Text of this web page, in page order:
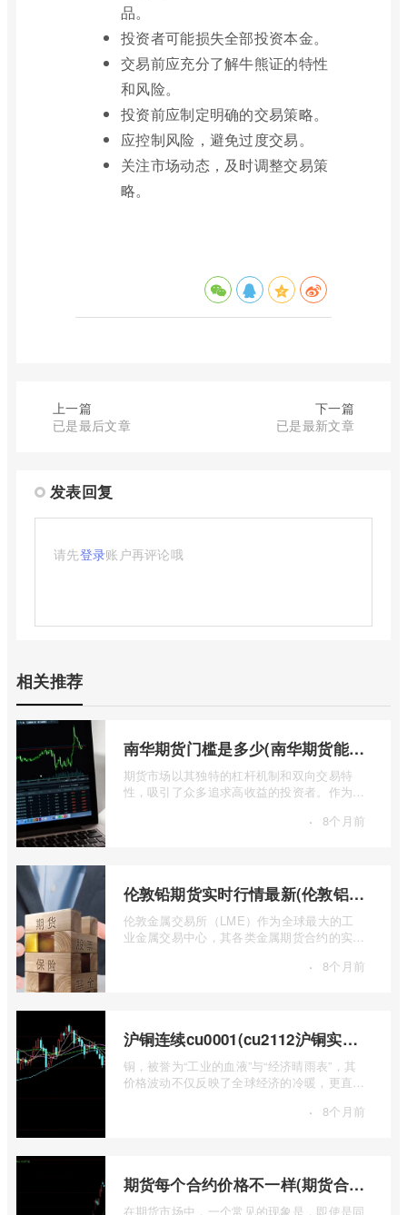
品。
投资者可能损失全部投资本金。
交易前应充分了解牛熊证的特性
和风险。
投资前应制定明确的交易策略。
应控制风险，避免过度交易。
关注市场动态，及时调整交易策
略。
上一篇
已是最后文章
下一篇
已是最新文章
发表回复
请先登录账户再评论哦
相关推荐
南华期货门槛是多少(南华期货能做国际期货吗)
期货市场以其独特的杠杆机制和双向交易特
性，吸引了众多追求高收益的投资者。作为中
· 8个月前
伦敦铅期货实时行情最新(伦敦铝锡期货实时行情)
伦敦金属交易所（LME）作为全球最大的工
业金属交易中心，其各类金属期货合约的实时
· 8个月前
沪铜连续cu0001(cu2112沪铜实时行情)
铜，被誉为“工业的血液”与“经济晴雨表”，其
价格波动不仅反映了全球经济的冷暖，更直接
· 8个月前
期货每个合约价格不一样(期货合约之间的价格差)
在期货市场中，一个常见的现象是，即使是同